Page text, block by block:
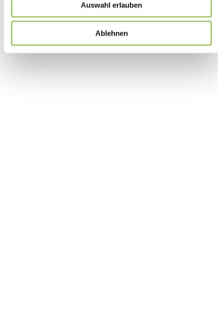
Auswahl erlauben
Ablehnen